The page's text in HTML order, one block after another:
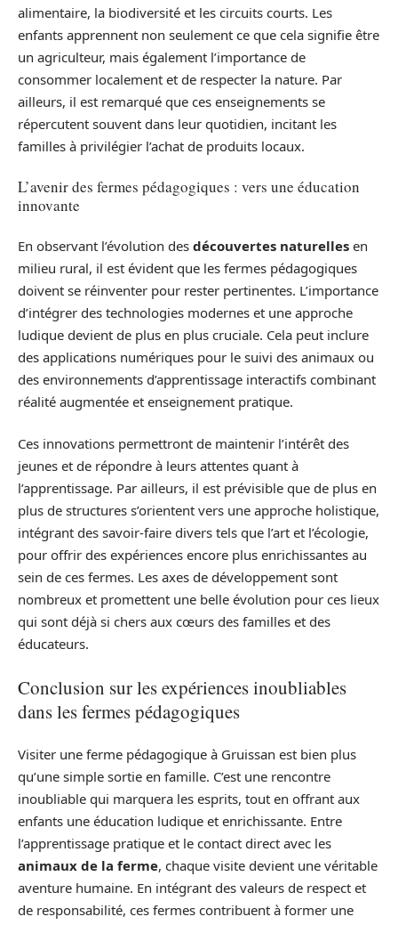
alimentaire, la biodiversité et les circuits courts. Les
enfants apprennent non seulement ce que cela signifie être
un agriculteur, mais également l’importance de
consommer localement et de respecter la nature. Par
ailleurs, il est remarqué que ces enseignements se
répercutent souvent dans leur quotidien, incitant les
familles à privilégier l’achat de produits locaux.
L’avenir des fermes pédagogiques : vers une éducation
innovante
En observant l’évolution des découvertes naturelles en
milieu rural, il est évident que les fermes pédagogiques
doivent se réinventer pour rester pertinentes. L’importance
d’intégrer des technologies modernes et une approche
ludique devient de plus en plus cruciale. Cela peut inclure
des applications numériques pour le suivi des animaux ou
des environnements d’apprentissage interactifs combinant
réalité augmentée et enseignement pratique.
Ces innovations permettront de maintenir l’intérêt des
jeunes et de répondre à leurs attentes quant à
l’apprentissage. Par ailleurs, il est prévisible que de plus en
plus de structures s’orientent vers une approche holistique,
intégrant des savoir-faire divers tels que l’art et l’écologie,
pour offrir des expériences encore plus enrichissantes au
sein de ces fermes. Les axes de développement sont
nombreux et promettent une belle évolution pour ces lieux
qui sont déjà si chers aux cœurs des familles et des
éducateurs.
Conclusion sur les expériences inoubliables
dans les fermes pédagogiques
Visiter une ferme pédagogique à Gruissan est bien plus
qu’une simple sortie en famille. C’est une rencontre
inoubliable qui marquera les esprits, tout en offrant aux
enfants une éducation ludique et enrichissante. Entre
l’apprentissage pratique et le contact direct avec les
animaux de la ferme, chaque visite devient une véritable
aventure humaine. En intégrant des valeurs de respect et
de responsabilité, ces fermes contribuent à former une